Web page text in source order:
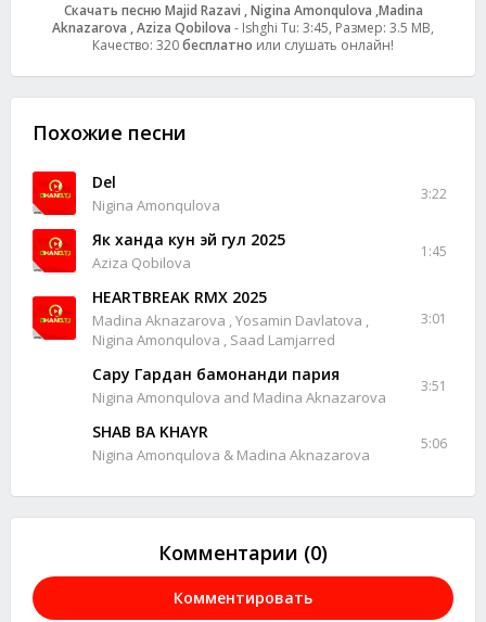
Скачать песню Majid Razavi , Nigina Amonqulova ,Madina
Aknazarova , Aziza Qobilova - Ishghi Tu: 3:45, Размер: 3.5 MB,
Качество: 320бесплатно или слушать онлайн!
Похожие песни
Del
Nigina Amonqulova
3:22
Як ханда кун эй гул 2025
Aziza Qobilova
1:45
HEARTBREAK RMX 2025
Madina Aknazarova , Yosamin Davlatova ,
Nigina Amonqulova , Saad Lamjarred
3:01
Сару Гардан бамонанди пария
Nigina Amonqulova and Madina Aknazarova
3:51
SHAB BA KHAYR
Nigina Amonqulova & Madina Aknazarova
5:06
Комментарии (0)
Комментировать